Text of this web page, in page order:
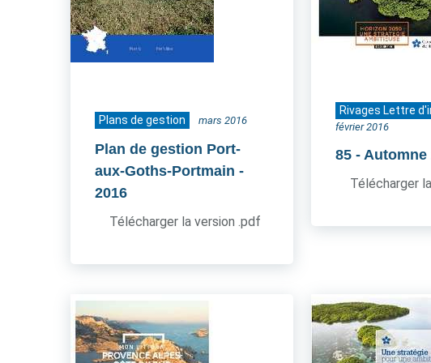
Plans de gestion mars 2016
Plan de gestion Port-
aux-Goths-Portmain -
2016
Télécharger la version .pdf
Rivages Lettre
février 2016
85 - Automne
Télécharger